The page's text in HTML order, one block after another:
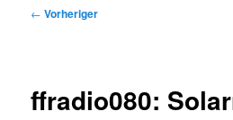
Beitragsnavigation
← Vorheriger
ffradio080: